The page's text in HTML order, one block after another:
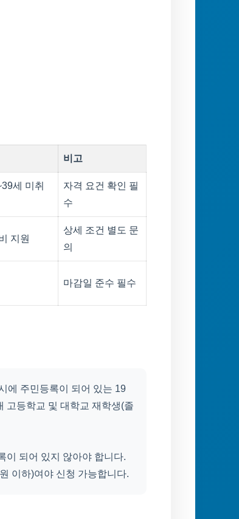
비고
세 미취
자격 요건 확인 필
수
지원
상세 조건 별도 문
의
마감일 준수 필수
에 주민등록이 되어 있는 19
고등학교 및 대학교 재학생(졸
이 되어 있지 않아야 합니다.
이하)여야 신청 가능합니다.